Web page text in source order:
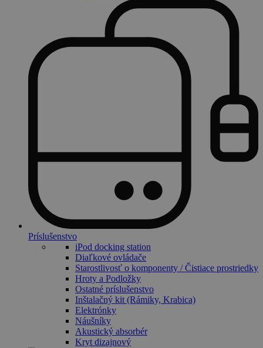
Príslušenstvo
iPod docking station
Diaľkové ovládače
Starostlivosť o komponenty / Čistiace prostriedky
Hroty a Podložky
Ostatné príslušenstvo
Inštalačný kit (Rámiky, Krabica)
Elektrónky
Náušníky
Akustický absorbér
Kryt dizajnový